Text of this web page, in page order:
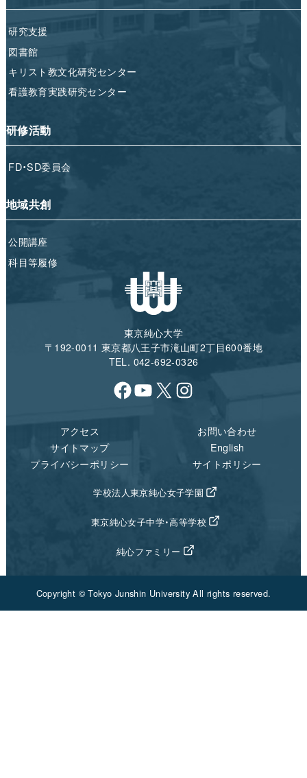
研究支援
図書館
キリスト教文化研究センター
看護教育実践研究センター
研修活動
FD・SD委員会
地域共創
公開講座
科目等履修
東京純心大学
〒192-0011 東京都八王子市滝山町2丁目600番地
TEL. 042-692-0326
Facebook
YouTube
X Instagram
アクセス
お問い合わせ
サイトマップ
English
プライバシーポリシー
サイトポリシー
学校法人東京純心女子学園
東京純心女子中学・高等学校
純心ファミリー
Copyright © Tokyo Junshin University All rights reserved.